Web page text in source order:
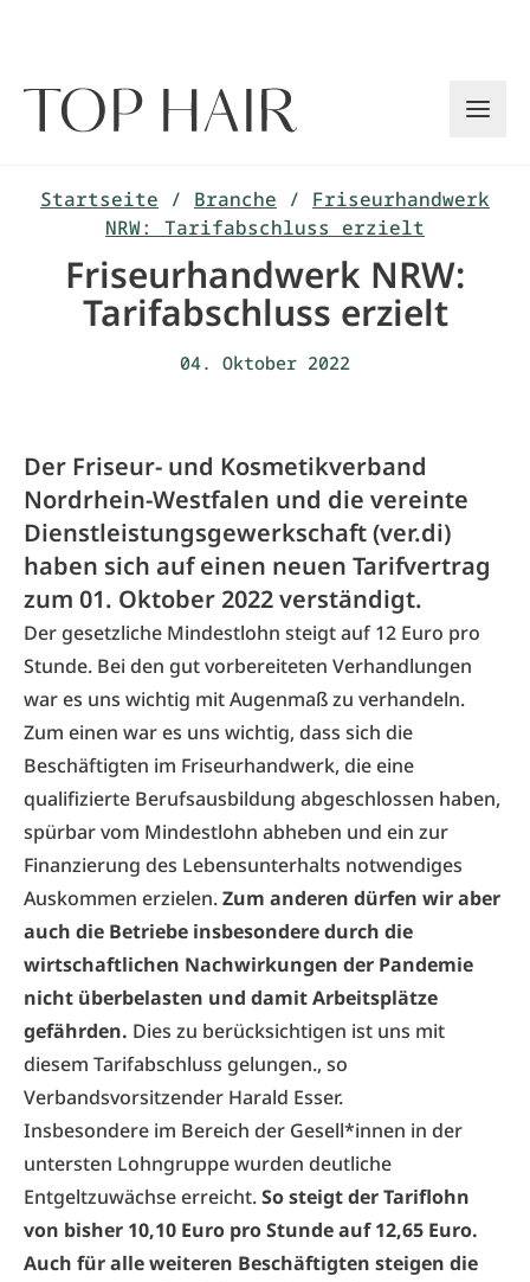
Startseite / Branche / Friseurhandwerk
NRW: Tarifabschluss erzielt
Friseurhandwerk NRW:
Tarifabschluss erzielt
04. Oktober 2022
Der Friseur- und Kosmetikverband
Nordrhein-Westfalen und die vereinte
Dienstleistungsgewerkschaft (ver.di)
haben sich auf einen neuen Tarifvertrag
zum 01. Oktober 2022 verständigt.
Der gesetzliche Mindestlohn steigt auf 12 Euro pro
Stunde. Bei den gut vorbereiteten Verhandlungen
war es uns wichtig mit Augenmaß zu verhandeln.
Zum einen war es uns wichtig, dass sich die
Beschäftigten im Friseurhandwerk, die eine
qualifizierte Berufsausbildung abgeschlossen haben,
spürbar vom Mindestlohn abheben und ein zur
Finanzierung des Lebensunterhalts notwendiges
Auskommen erzielen.Zum anderen dürfen wir aber
auch die Betriebe insbesondere durch die
wirtschaftlichen Nachwirkungen der Pandemie
nicht überbelasten und damit Arbeitsplätze
gefährden. Dies zu berücksichtigen ist uns mit
diesem Tarifabschluss gelungen., so
Verbandsvorsitzender Harald Esser.
Insbesondere im Bereich der Gesell*innen in der
untersten Lohngruppe wurden deutliche
Entgeltzuwächse erreicht.So steigt der Tariflohn
von bisher 10,10 Euro pro Stunde auf 12,65 Euro.
Auch für alle weiteren Beschäftigten steigen die